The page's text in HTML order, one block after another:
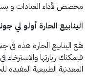
مخصص لأداء العبادات و
الينابيع الحارة أولو لي
تقع الينابيع الحارة هذه في
فيمكنك زيارتها والاسترخاء
المعدنية الطبيعية المفيدة